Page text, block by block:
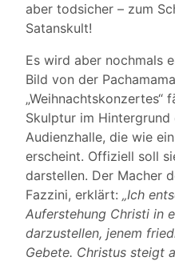
aber todsicher – zum
Satanskult!
Es wird aber nochmals
Bild von der
„Weihnachtskonzertes“
Skulptur im Hintergrund
Audienzhalle, die wie
erscheint. Offiziell soll
darstellen. Der Macher
Fazzini, erklärt: „Ich
Auferstehung Christi in
darzustellen, jenem
Gebete. Christus steigt